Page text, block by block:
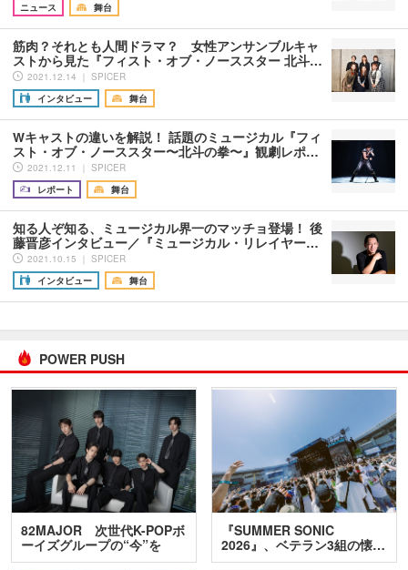
ニュース
舞台
筋肉？それとも人間ドラマ？ 女性アンサンブルキャ
ストから見た『フィスト・オブ・ノーススター 北斗…
2021.12.14 ｜ SPICER
インタビュー
舞台
Wキャストの違いを解説！ 話題のミュージカル『フィ
スト・オブ・ノーススター〜北斗の拳〜』観劇レポ…
2021.12.11 ｜ SPICER
レポート
舞台
知る人ぞ知る、ミュージカル界一のマッチョ登場！ 後
藤晋彦インタビュー／『ミュージカル・リレイヤー…
2021.10.15 ｜ SPICER
インタビュー
舞台
POWER PUSH
82MAJOR 次世代K-POPボ
ーイズグループの“今”を
訊…
『SUMMER SONIC
2026』、ベテラン3組の懐…